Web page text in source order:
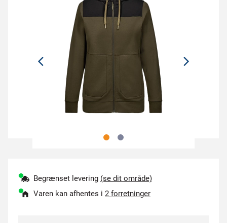
Begrænset levering (se dit område)
Varen kan afhentes i 2 forretninger